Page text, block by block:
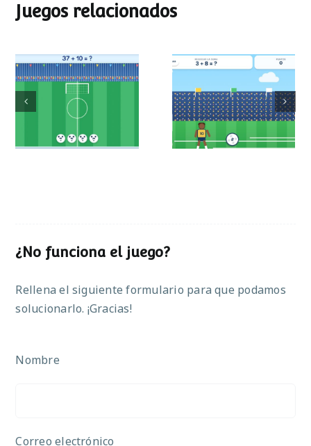
Juegos relacionados
Mundial de
operaciones
Partido de sumas
¿No funciona el juego?
Rellena el siguiente formulario para que podamos
solucionarlo. ¡Gracias!
Nombre
Correo electrónico